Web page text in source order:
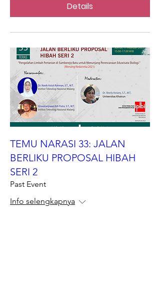
Details
TEMU NARASI 33: JALAN
BERLIKU PROPOSAL HIBAH
SERI 2
Past Event
Info selengkapnya